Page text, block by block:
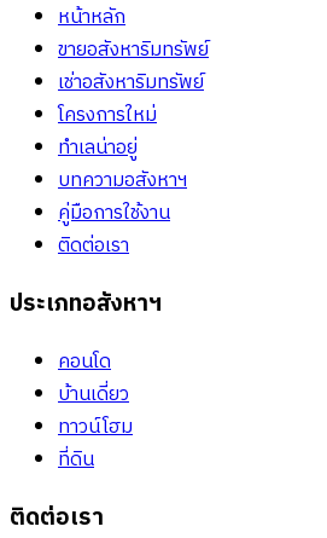
หน้าหลัก
ขายอสังหาริมทรัพย์
เช่าอสังหาริมทรัพย์
โครงการใหม่
ทำเลน่าอยู่
บทความอสังหาฯ
คู่มือการใช้งาน
ติดต่อเรา
ประเภทอสังหาฯ
คอนโด
บ้านเดี่ยว
ทาวน์โฮม
ที่ดิน
ติดต่อเรา